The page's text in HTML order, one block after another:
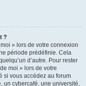
?
» lors de votre connexion
période prédéfinie. Cela
d’autre. Pour rester
moi » lors de votre
si vous accédez au forum
un cybercafé, une université,